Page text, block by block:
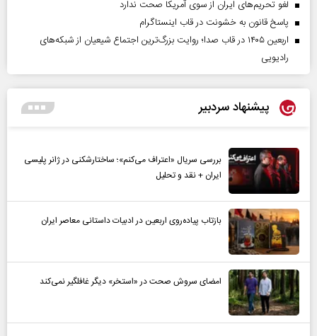
لغو تحریم‌های ایران از سوی آمریکا صحت ندارد
پاسخ قانون به خشونت در قاب اینستاگرام
اربعین ۱۴۰۵ در قاب صدا؛ روایت بزرگ‌ترین اجتماع شیعیان از شبکه‌های
رادیویی
پیشنهاد سردبیر
بررسی سریال «اعتراف می‌کنم»؛ ساختارشکنی در ژانر پلیسی
ایران + نقد و تحلیل
بازتاب پیاده‌روی اربعین در ادبیات داستانی معاصر ایران
امضای سروش صحت در «استخر» دیگر غافلگیر نمی‌کند